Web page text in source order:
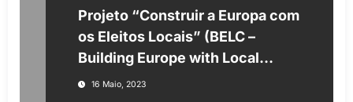
Projeto “Construir a Europa com
os Eleitos Locais” (BELC –
Building Europe with Local
Councillors)
16 Maio, 2023